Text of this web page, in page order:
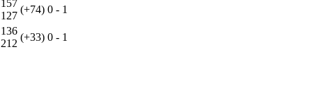
157
127
(+74) 0 - 1
136
212
(+33) 0 - 1